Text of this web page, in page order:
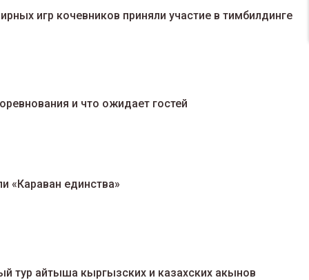
игр кочевников приняли участие в тимбилдинге
и что ожидает гостей
«Караван единства»
тур айтыша кыргызских и казахских акынов